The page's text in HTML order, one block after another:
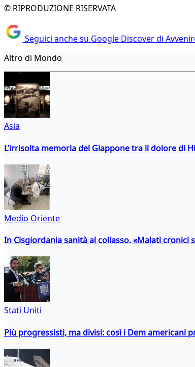
© RIPRODUZIONE RISERVATA
Seguici anche su Google Discover di
Altro di Mondo
Asia
L’irrisolta memoria del Giappone tra il dolore di
Medio Oriente
In Cisgiordania sanità al collasso. «Malati cronici
Stati Uniti
Più progressisti, ma divisi: così i Dem americani